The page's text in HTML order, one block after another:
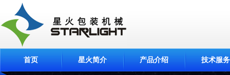
首页 星火简介 产品介绍 技术服务